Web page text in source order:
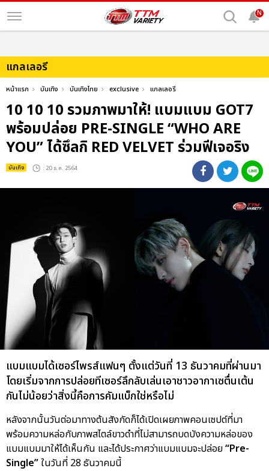
N
แกลเลอรี
หน้าแรก บันเทิง บันเทิงไทย exclusive แกลเลอรี
10 10 10 รวมภาพมาให้! แบมแบม GOT7
พร้อมปล่อย PRE-SINGLE “WHO ARE
YOU” ได้ซึลกิ RED VELVET ร่วมฟีเจอริง
บันเทิง : 20 ธ.ค. 2564
แบมแบมได้เซอร์ไพรส์แฟนๆ ตั้งแต่วันที่ 13 ธันวาคมที่ผ่านมา
โดยเริ่มจากการปล่อยทีเซอร์ลึกลับเล่นเอาชาวอากาเซตื่นเต้น
กันไม่น้อยว่าสิ่งนี้คือการคัมแบ็กใช่หรือไม่
หลังจากนั้นวันต่อมาทางต้นสังกัดก็ได้เปิดเผยภาพคอนเซปต์ที่มา
พร้อมความหล่อกับภาพสไตล์ขาวดำที่ไม่สามารถบดบังความหล่อของ
แบมแบมมาให้ได้เห็นกัน และได้ประกาศว่าแบมแบมจะปล่อย“Pre-
Single”ในวันที่ 28 ธันวาคมนี้